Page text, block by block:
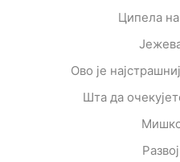
Ципела на
Ово је
Шта да